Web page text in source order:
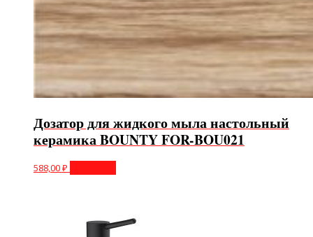
Дозатор для жидкого мыла настольный
керамика BOUNTY FOR-BOU021
588,00₽